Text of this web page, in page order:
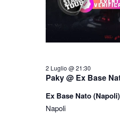
Paky @ Ex Base
2 Luglio @ 21:30
Ex Base Nato (Napoli)
Napoli